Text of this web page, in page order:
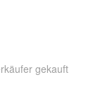
gekauft